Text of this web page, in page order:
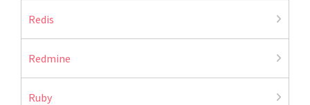
Redis
Redmine
Ruby